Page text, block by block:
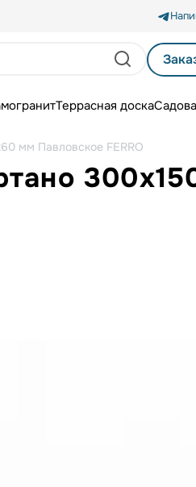
Террасная доска
мм Павловское FERRO